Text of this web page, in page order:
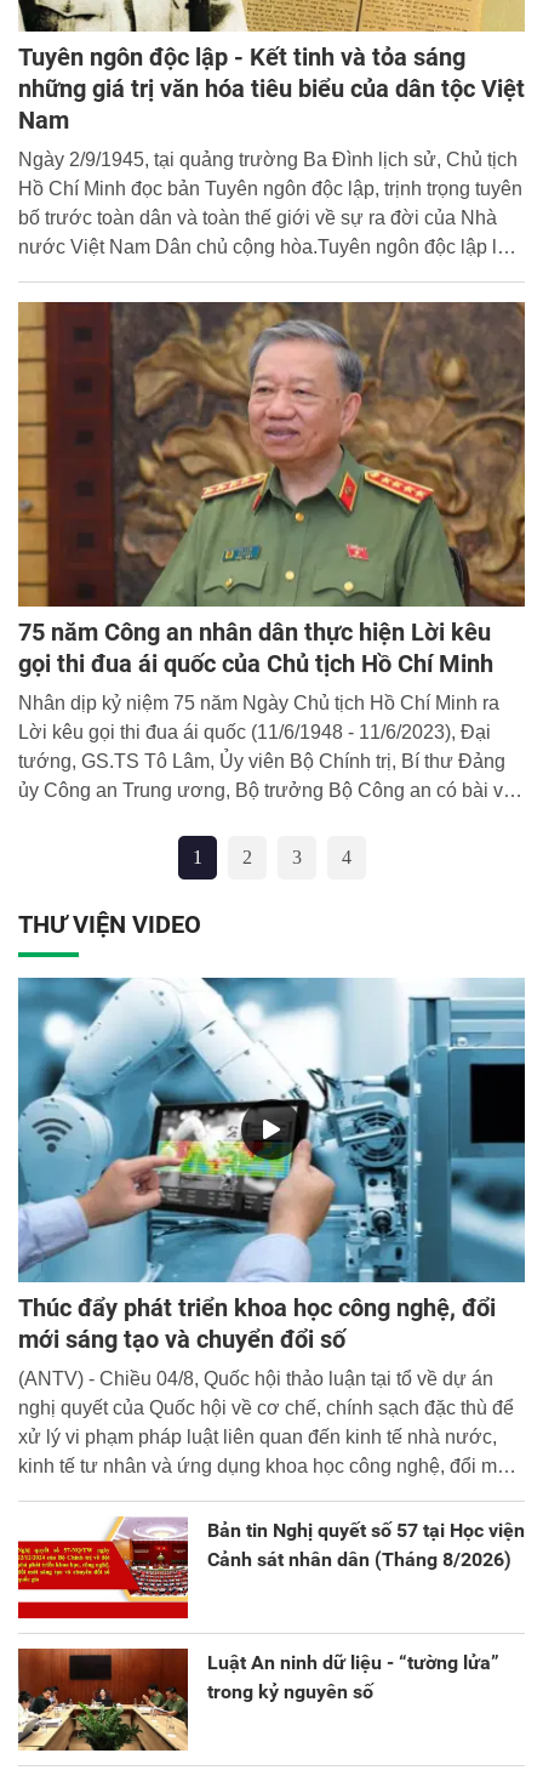
Tuyên ngôn độc lập - Kết tinh và tỏa sáng
những giá trị văn hóa tiêu biểu của dân tộc Việt
Nam
Ngày 2/9/1945, tại quảng trường Ba Đình lịch sử, Chủ tịch
Hồ Chí Minh đọc bản Tuyên ngôn độc lập, trịnh trọng tuyên
bố trước toàn dân và toàn thế giới về sự ra đời của Nhà
nước Việt Nam Dân chủ cộng hòa.Tuyên ngôn độc lập là
tưởng, lý luận của Chủ tịch Hồ Chí Minh.
75 năm Công an nhân dân thực hiện Lời kêu
gọi thi đua ái quốc của Chủ tịch Hồ Chí Minh
Nhân dịp kỷ niệm 75 năm Ngày Chủ tịch Hồ Chí Minh ra
Lời kêu gọi thi đua ái quốc (11/6/1948 - 11/6/2023), Đại
tướng, GS.TS Tô Lâm, Ủy viên Bộ Chính trị, Bí thư Đảng
ủy Công an Trung ương, Bộ trưởng Bộ Công an có bài viết
ái quốc của Chủ tich Hồ Chí Minh". Cổng Thông tin điện tử
Học viện CSND trân trọng giới thiệu bài viết của đồng chí
Bộ trưởng.
1 2 3 4
THƯ VIỆN VIDEO
Thúc đẩy phát triển khoa học công nghệ, đổi
mới sáng tạo và chuyển đổi số
(ANTV) - Chiều 04/8, Quốc hội thảo luận tại tổ về dự án
nghị quyết của Quốc hội về cơ chế, chính sạch đặc thù để
xử lý vi phạm pháp luật liên quan đến kinh tế nhà nước,
kinh tế tư nhân và ứng dụng khoa học công nghệ, đổi mới
Bản tin Nghị quyết số 57 tại Học viện
Cảnh sát nhân dân (Tháng 8/2026)
Luật An ninh dữ liệu - “tường lửa”
trong kỷ nguyên số